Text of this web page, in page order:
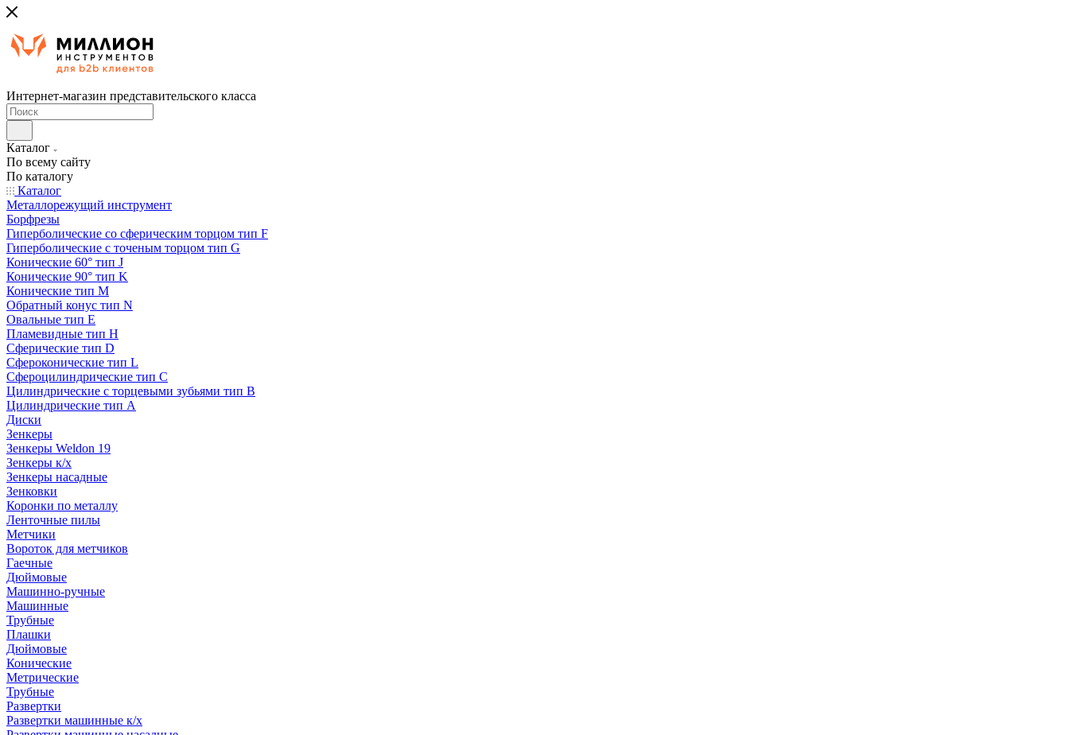
Интернет-магазин представительского класса
Каталог
По всему сайту
По каталогу
Каталог
Металлорежущий инструмент
Борфрезы
Гиперболические cо сферическим торцом тип F
Гиперболические с точеным торцом тип G
Конические 60° тип J
Конические 90° тип K
Конические тип M
Обратный конус тип N
Овальные тип E
Пламевидные тип H
Сферические тип D
Сфероконические тип L
Сфероцилиндрические тип C
Цилиндрические с торцевыми зубьями тип B
Цилиндрические тип А
Диски
Зенкеры
Зенкеры Weldon 19
Зенкеры к/х
Зенкеры насадные
Зенковки
Коронки по металлу
Ленточные пилы
Метчики
Вороток для метчиков
Гаечные
Дюймовые
Машинно-ручные
Машинные
Трубные
Плашки
Дюймовые
Конические
Метрические
Трубные
Развертки
Развертки машинные к/х